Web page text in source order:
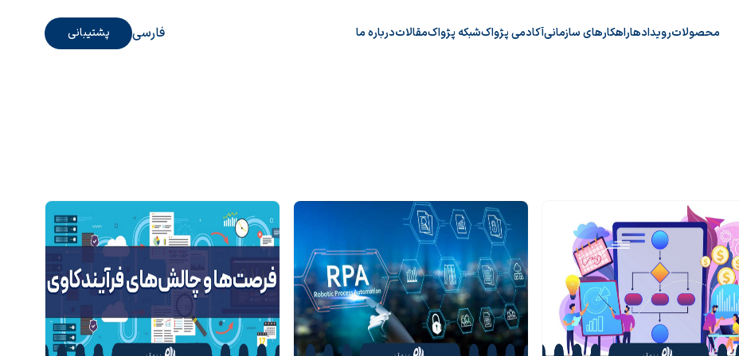
محصولاترویدادهاراهکارهای سازمانیآکادمی پژواکشبکه پژواکمقالاتدرباره ما فارسی پشتیبانی